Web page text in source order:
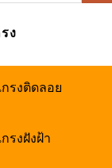
ง
รงติดลอย
รงฝังฝ้า